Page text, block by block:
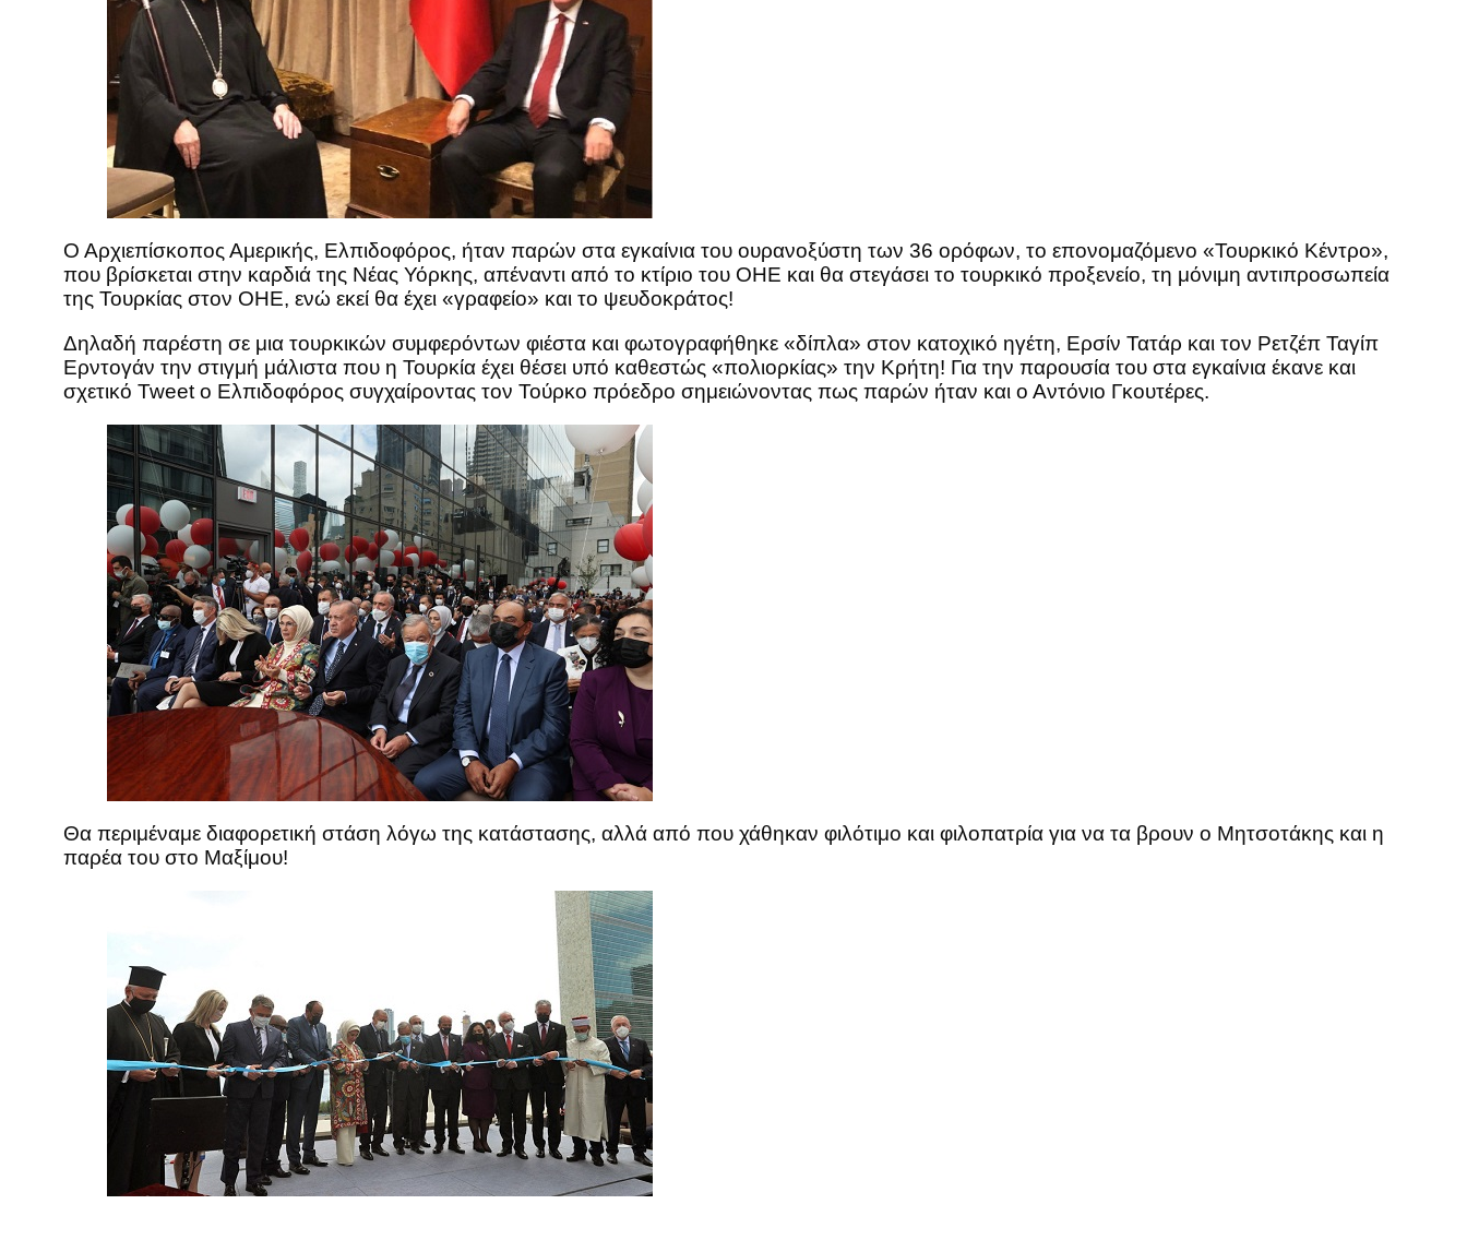
Ο Αρχιεπίσκοπος Αμερικής, Ελπιδοφόρος, ήταν παρών στα εγκαίνια του ουρανοξύστη των 36 ορόφων, το επονομαζόμενο «Τουρκικό Κέντρο»,
που βρίσκεται στην καρδιά της Νέας Υόρκης, απέναντι από το κτίριο του ΟΗΕ και θα στεγάσει το τουρκικό προξενείο, τη μόνιμη αντιπροσωπεία
της Τουρκίας στον ΟΗΕ, ενώ εκεί θα έχει «γραφείο» και το ψευδοκράτος!
Δηλαδή παρέστη σε μια τουρκικών συμφερόντων φιέστα και φωτογραφήθηκε «δίπλα» στον κατοχικό ηγέτη, Ερσίν Τατάρ και τον Ρετζέπ Ταγίπ
Ερντογάν την στιγμή μάλιστα που η Τουρκία έχει θέσει υπό καθεστώς «πολιορκίας» την Κρήτη! Για την παρουσία του στα εγκαίνια έκανε και
σχετικό Tweet ο Ελπιδοφόρος συγχαίροντας τον Τούρκο πρόεδρο σημειώνοντας πως παρών ήταν και ο Αντόνιο Γκουτέρες.
Θα περιμέναμε διαφορετική στάση λόγω της κατάστασης, αλλά από που χάθηκαν φιλότιμο και φιλοπατρία για να τα βρουν ο Μητσοτάκης και η
παρέα του στο Μαξίμου!